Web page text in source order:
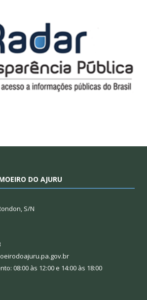
DO AJURU
S/N
08:00 às 12:00 e 14:00 às 18:00